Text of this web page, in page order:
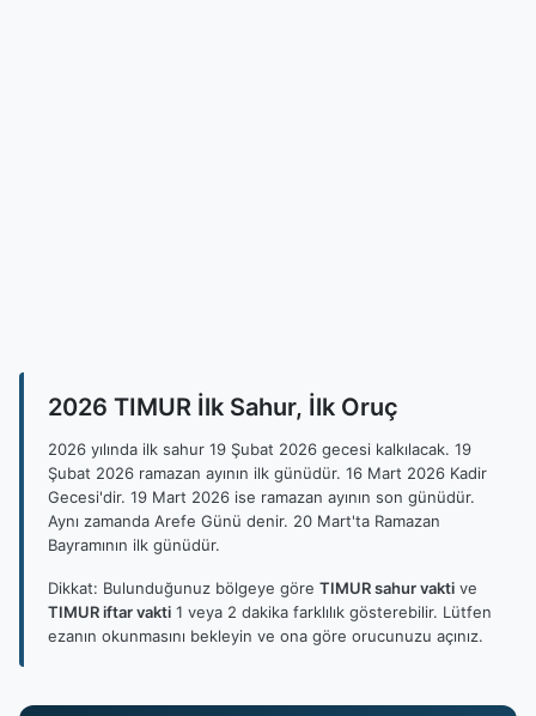
2026 TIMUR İlk Sahur, İlk Oruç
2026 yılında ilk sahur 19 Şubat 2026 gecesi kalkılacak. 19
Şubat 2026 ramazan ayının ilk günüdür. 16 Mart 2026 Kadir
Gecesi'dir. 19 Mart 2026 ise ramazan ayının son günüdür.
Aynı zamanda Arefe Günü denir. 20 Mart'ta Ramazan
Bayramının ilk günüdür.
Dikkat: Bulunduğunuz bölgeye göre TIMUR sahur vakti ve
TIMUR iftar vakti 1 veya 2 dakika farklılık gösterebilir. Lütfen
ezanın okunmasını bekleyin ve ona göre orucunuzu açınız.